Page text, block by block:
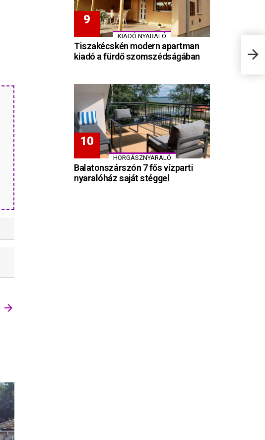
10
KIADÓ NYARALÓ
Tiszakécskén modern apartman
kiadó a fürdő szomszédságában
HORGÁSZNYARALÓ
Balatonszárszón 7 fős vízparti
nyaralóház saját stéggel